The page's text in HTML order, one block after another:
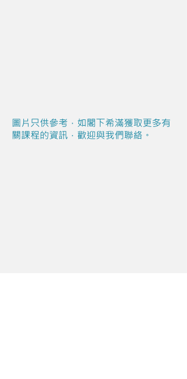
圖片只供參考，如閣下希滿獲取更多有
關課程的資訊，歡迎與我們聯絡。